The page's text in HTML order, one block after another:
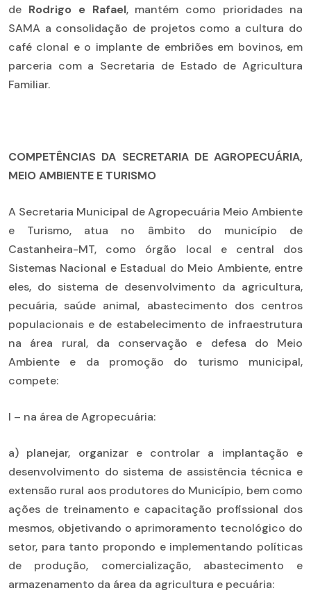
de Rodrigo e Rafael, mantém como prioridades na
SAMA a consolidação de projetos como a cultura do
café clonal e o implante de embriões em bovinos, em
parceria com a Secretaria de Estado de Agricultura
Familiar.
COMPETÊNCIAS DA SECRETARIA DE AGROPECUÁRIA,
MEIO AMBIENTE E TURISMO
A Secretaria Municipal de Agropecuária Meio Ambiente
e Turismo, atua no âmbito do município de
Castanheira-MT, como órgão local e central dos
Sistemas Nacional e Estadual do Meio Ambiente, entre
eles, do sistema de desenvolvimento da agricultura,
pecuária, saúde animal, abastecimento dos centros
populacionais e de estabelecimento de infraestrutura
na área rural, da conservação e defesa do Meio
Ambiente e da promoção do turismo municipal,
compete:
I – na área de Agropecuária:
a) planejar, organizar e controlar a implantação e
desenvolvimento do sistema de assistência técnica e
extensão rural aos produtores do Município, bem como
ações de treinamento e capacitação profissional dos
mesmos, objetivando o aprimoramento tecnológico do
setor, para tanto propondo e implementando políticas
de produção, comercialização, abastecimento e
armazenamento da área da agricultura e pecuária: